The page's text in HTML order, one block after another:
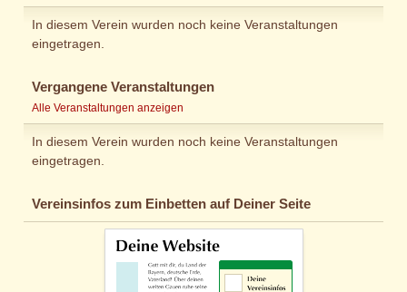
In diesem Verein wurden noch keine Veranstaltungen
eingetragen.
Vergangene Veranstaltungen
Alle Veranstaltungen anzeigen
In diesem Verein wurden noch keine Veranstaltungen
eingetragen.
Vereinsinfos zum Einbetten auf Deiner Seite